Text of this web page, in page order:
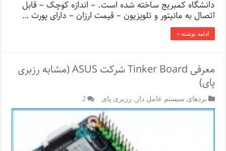
دانشگاه کمبریج ساخته شده است. – اندازه کوچک – قابل
اتصال به مانیتور و تلویزیون – قیمت ارزان – دارای پورت …
ادامه نوشته »
معرفی Tinker Board شرکت ASUS (مشابه رزبری
پای)
بردهای سیستم عامل دار رزبری پای 2